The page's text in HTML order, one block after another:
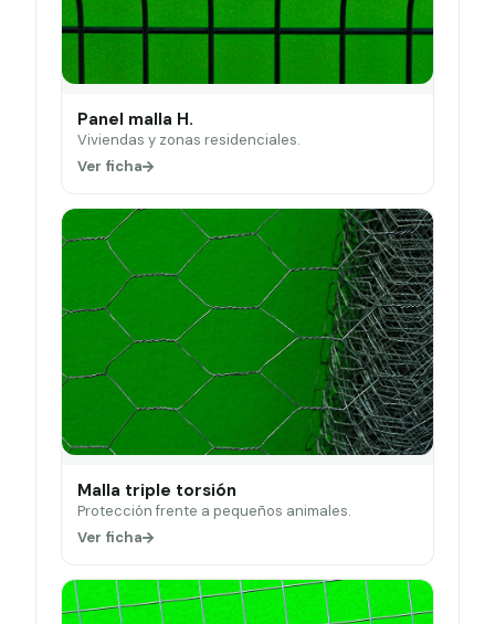
Panel malla H.
Viviendas y zonas residenciales.
Ver ficha
Malla triple torsión
Protección frente a pequeños animales.
Ver ficha